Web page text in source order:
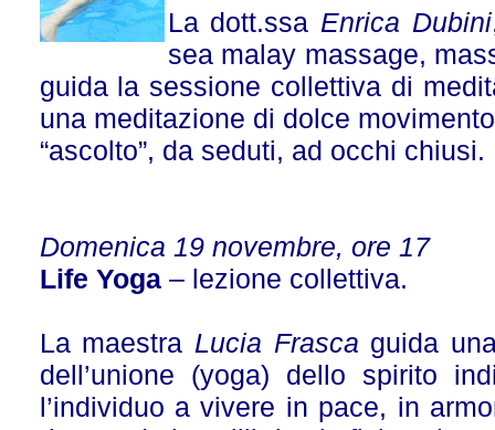
La dott.ssa Enrica Dubini
sea malay massage,
guida la sessione collettiva di
una meditazione di dolce
“ascolto”, da seduti, ad occhi
Domenica 19 novembre, ore 17
Life Yoga– lezione collettiva.
La maestra Lucia Frasca guida
dell’unione (yoga) dello spirito
l’individuo a vivere in pace, in